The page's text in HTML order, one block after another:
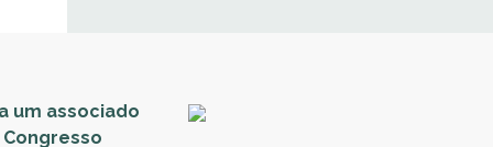
um associado
Congresso